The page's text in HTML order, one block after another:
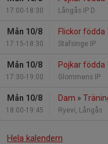
17:00-18:30 Långås IP D
Mån 10/8
17:15-18:30
Flickor födda
Stafsinge IP
Mån 10/8
17:30-19:00
Pojkar födda
Glommens IP
Mån 10/8
18:00-19:45
Dam »
Ryevi, Långås
Hela kalendern